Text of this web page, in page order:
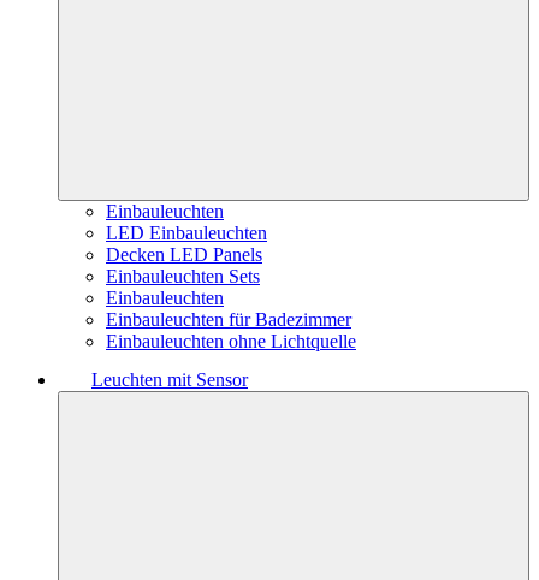
Einbauleuchten
LED Einbauleuchten
Decken LED Panels
Einbauleuchten Sets
Einbauleuchten
Einbauleuchten für Badezimmer
Einbauleuchten ohne Lichtquelle
Leuchten mit Sensor